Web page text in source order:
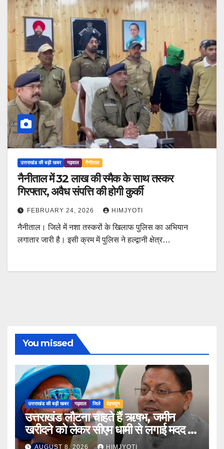
उत्तराखंड की बड़ी खबर गढ़वाल नैनीताल
नैनीताल में 32 लाख की स्मैक के साथ तस्कर
गिरफ्तार, अवैध संपत्ति की होगी कुर्की
FEBRUARY 24, 2026 HIMJYOTI
नैनीताल। जिले में नशा तस्करों के खिलाफ पुलिस का अभियान
लगातार जारी है। इसी क्रम में पुलिस ने हल्द्वानी क्षेत्र…
You missed
उत्तराखंड की बड़ी खबर गढ़वाल जिले देहरादून
उत्तराखंड लौटना चाहते हैं ऋषभ, जमीन
खरीदने को लेकर सीएम धामी से लगाई मदद की
गुहारAUGUST 8, 2026 HIMJYOTI